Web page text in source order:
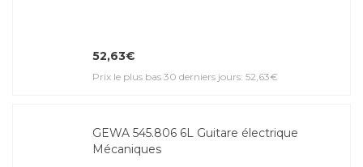
52,63€
Prix le plus bas 30 derniers jours: 52,63€
GEWA 545.806 6L Guitare électrique
Mécaniques